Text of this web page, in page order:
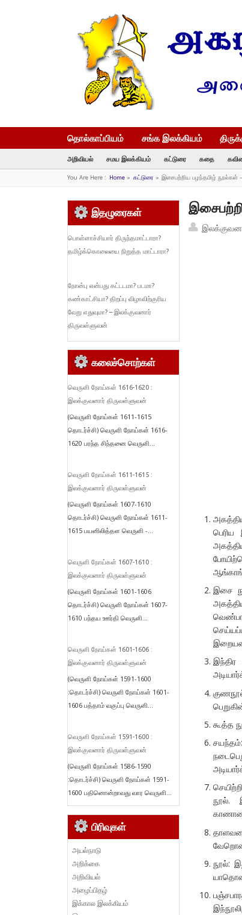
தொல்காப்பியம் சங்க இலக்கியம்
அறிவியல் சமய இலக்கியம் கட்டுரை கதை
You Are Here : Home» கட்டுரை » இசைபற்றிய பழந்தமிழ் நூல்கள்
இசை
கூத்த
நூல்.
நூல்:
இதழுரைகள்
பொள்ளாச்சியார் திருந்தமாட்டாரா?
தமிழ்க்கொலையை நிறுத்த மாட்டாரா?
நோன்பு என்பது கட்டடமா? படமா?
கண்காட்சியா? திறப்பு விழாவிற்குரிய
வேறு எதுவுமா? – இலக்குவனார்
திருவள்ளுவன்
கலைச்சொற்கள்
வெருளி நோய்கள் 1616-1620 :
இலக்குவனார் திருவள்ளுவன்
(வெருளி நோய்கள் 1611-1615
தொடர்ச்சி) வெருளி நோய்கள் 1616-
1620 பரந்த சிந்தனை வெருளி...
வெருளி நோய்கள் 1611-1615 :
இலக்குவனார் திருவள்ளுவன்
(வெருளி நோய்கள் 1607-1610
தொடர்ச்சி) வெருளி நோய்கள் 1611-
1615 பயனிலித்தள வெருளி -...
வெருளி நோய்கள் 1607-1610 :
இலக்குவனார் திருவள்ளுவன்
(வெருளி நோய்கள் 1601-1606
தொடர்ச்சி) வெருளி நோய்கள் 1607-
1610 பந்தய ஊர்தி வெருளி...
வெருளி நோய்கள் 1601-1606 :
இலக்குவனார் திருவள்ளுவன்
(வெருளி நோய்கள் 1591-1600
:தொடர்ச்சி) வெருளி நோய்கள் 1601-
1606 பத்தாம் வகுப்பு வெருளி...
வெருளி நோய்கள் 1591-1600 :
இலக்குவனார் திருவள்ளுவன்
(வெருளி நோய்கள் 1586-1590
:தொடர்ச்சி) வெருளி நோய்கள் 1591-
1600 பதினொன்றாவது வார வெருளி...
பிரிவுகள்
அயல்நாடு
அறிக்கை
அறிவியல்
அழைப்பிதழ்
இக்கால இலக்கியம்